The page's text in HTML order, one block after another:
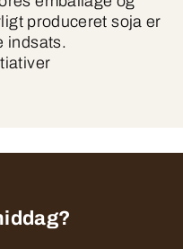
produceret soja er
indsats.